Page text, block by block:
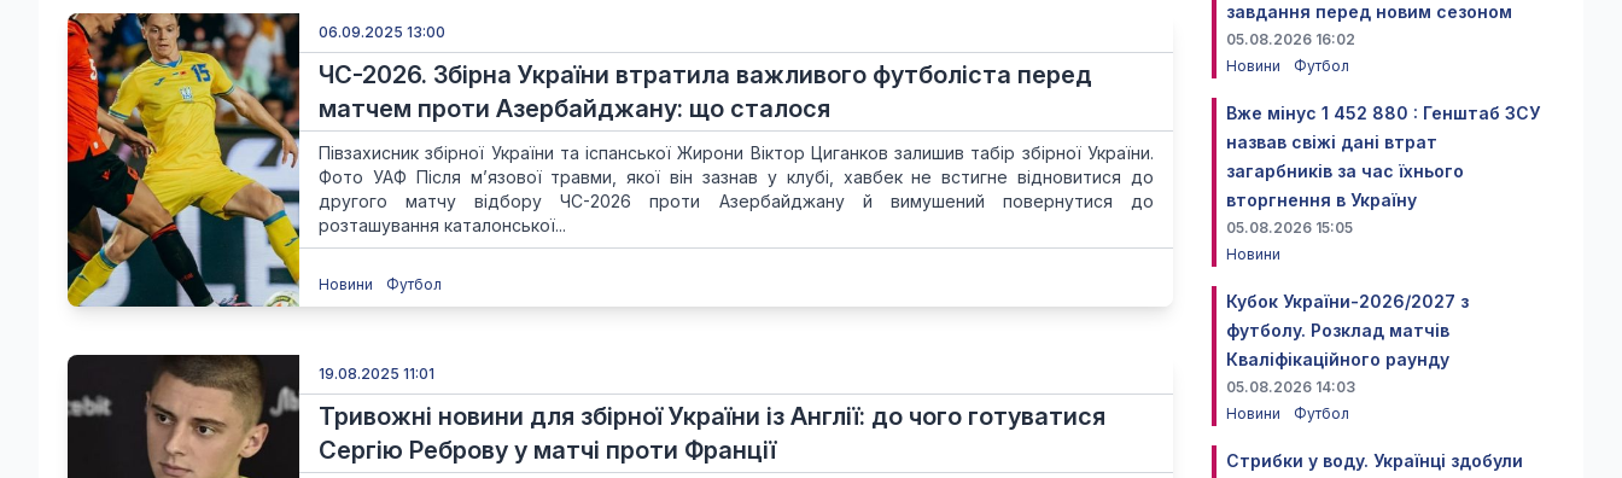
06.09.2025 13:00
ЧС-2026. Збірна України втратила важливого футболіста перед
матчем проти Азербайджану: що сталося
Півзахисник збірної України та іспанської Жирони Віктор Циганков залишив табір збірної України.
Фото УАФ Після м’язової травми, якої він зазнав у клубі, хавбек не встигне відновитися до
другого матчу відбору ЧС-2026 проти Азербайджану й вимушений повернутися до
розташування каталонської...
Новини Футбол
19.08.2025 11:01
Тривожні новини для збірної України із Англії: до чого готуватися
Сергію Реброву у матчі проти Франції
завдання перед новим сезоном
05.08.2026 16:02
Новини
Футбол
Вже мінус 1 452 880 : Генштаб ЗСУ
назвав свіжі дані втрат
загарбників за час їхнього
вторгнення в Україну
05.08.2026 15:05
Новини
Кубок України-2026/2027 з
футболу. Розклад матчів
Кваліфікаційного раунду
05.08.2026 14:03
Новини
Футбол
Стрибки у воду. Українці здобули